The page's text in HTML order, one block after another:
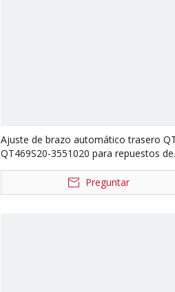
Ajuste de brazo automático trasero
QT469S20-3551020 para repuestos de
camiones Qingte 469 QT * QT469S20-
Preguntar